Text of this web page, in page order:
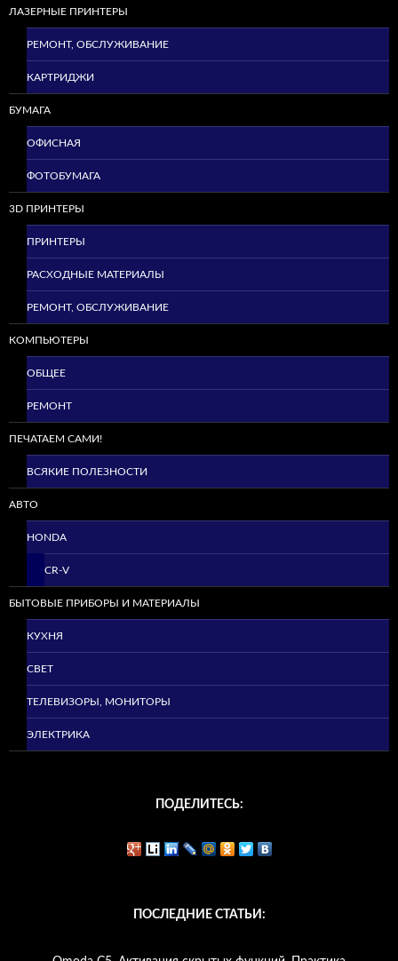
ЛАЗЕРНЫЕ ПРИНТЕРЫ
РЕМОНТ, ОБСЛУЖИВАНИЕ
КАРТРИДЖИ
БУМАГА
ОФИСНАЯ
ФОТОБУМАГА
3D ПРИНТЕРЫ
ПРИНТЕРЫ
РАСХОДНЫЕ МАТЕРИАЛЫ
РЕМОНТ, ОБСЛУЖИВАНИЕ
КОМПЬЮТЕРЫ
ОБЩЕЕ
РЕМОНТ
ПЕЧАТАЕМ САМИ!
ВСЯКИЕ ПОЛЕЗНОСТИ
АВТО
HONDA
CR-V
БЫТОВЫЕ ПРИБОРЫ И МАТЕРИАЛЫ
КУХНЯ
СВЕТ
ТЕЛЕВИЗОРЫ, МОНИТОРЫ
ЭЛЕКТРИКА
ПОДЕЛИТЕСЬ:
ПОСЛЕДНИЕ СТАТЬИ: